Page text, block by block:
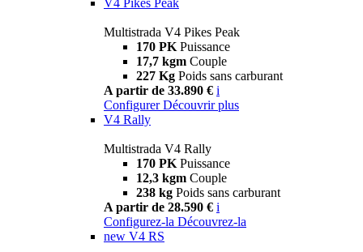
Multistrada V4 Pikes Peak
170 PK Puissance
17,7 kgm Couple
227 Kg Poids sans carburant
A partir de 33.890 € i
Configurer Découvrir plus
V4 Rally
Multistrada V4 Rally
170 PK Puissance
12,3 kgm Couple
238 kg Poids sans carburant
A partir de 28.590 € i
Configurez-la Découvrez-la
new V4 RS